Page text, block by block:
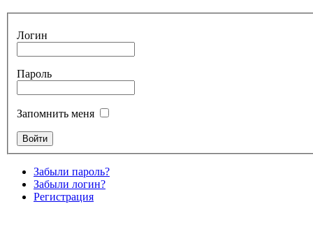
Логин
Пароль
Запомнить меня
Забыли пароль?
Забыли логин?
Регистрация